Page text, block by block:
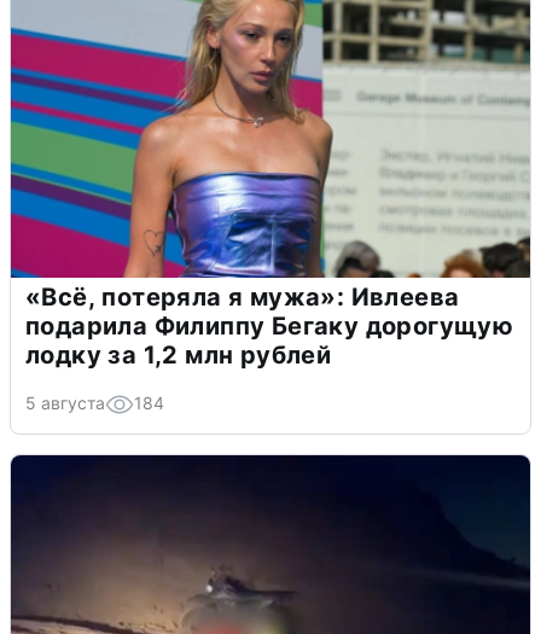
«Всё, потеряла я мужа»: Ивлеева
подарила Филиппу Бегаку дорогущую
лодку за 1,2 млн рублей
5 августа 184